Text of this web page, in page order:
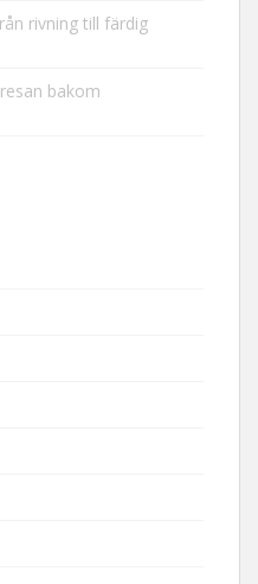
rivning till färdig
bakom